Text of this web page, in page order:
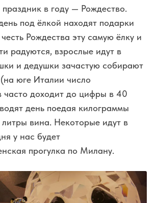
в году — Рождество.
под ёлкой находят подарки
Рождества эту самую ёлку и
радуются, взрослые идут в
и дедушки зачастую собирают
юге Италии число
часто доходит до цифры в 40
день поедая килограммы
вина. Некоторые идут в
у нас будет
прогулка по Милану.